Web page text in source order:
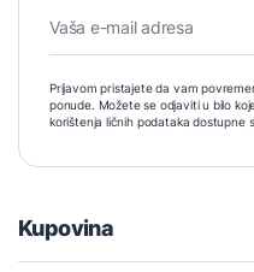
Prijavom pristajete da vam
ponude. Možete se odjaviti u bilo
korištenja ličnih podataka dostupne
Kupovina